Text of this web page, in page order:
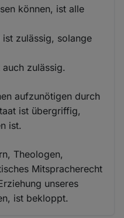
können, ist alle
zulässig, solange
zulässig.
aufzunötigen durch
ist übergriffig,
ist.
Theologen,
Mitspracherecht
unseres
ist bekloppt.